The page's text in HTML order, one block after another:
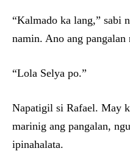
“Kalmado ka lang,” sabi
namin. Ano ang pangalan
“Lola Selya po.”
Napatigil si Rafael. May
marinig ang pangalan,
ipinahalata.